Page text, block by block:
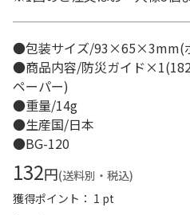
●包装サイズ/93×65×3mm(
●商品内容/防災ガイド
ペーパー)
●重量/14g
●生産国/日本
●BG-120
132円(送料別・税込)
獲得ポイント： 1 pt